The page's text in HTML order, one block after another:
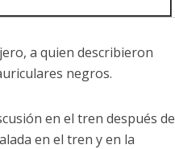
a quien describieron
negros.
en el tren después de
en el tren y en la